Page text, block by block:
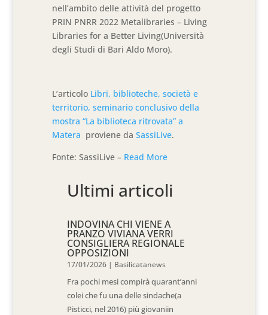
nell’ambito delle attività del progetto
PRIN PNRR 2022 Metalibraries – Living
Libraries for a Better Living(Università
degli Studi di Bari Aldo Moro).
L’articolo Libri, biblioteche, società e
territorio, seminario conclusivo della
mostra “La biblioteca ritrovata” a
Matera proviene daSassiLive.
Fonte: SassiLive – Read More
Ultimi articoli
INDOVINA CHI VIENE A
PRANZO VIVIANA VERRI
CONSIGLIERA REGIONALE
OPPOSIZIONI
17/01/2026 | Basilicatanews
Fra pochi mesi compirà quarant’anni
colei che fu una delle sindache(a
Pisticci, nel 2016) più giovaniin